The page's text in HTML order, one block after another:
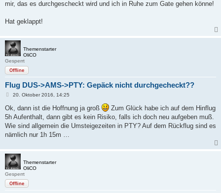
mir, das es durchgescheckt wird und ich in Ruhe zum Gate gehen könne!
Hat geklappt!
Themenstarter
OliCO
Gesperrt
Offline
Flug DUS->AMS->PTY: Gepäck nicht durchgecheckt??
B
i
t
r
a
g
20. Oktober 2016, 14:25
Ok, dann ist die Hoffnung ja groß
Zum Glück habe ich auf dem Hinflug
5h Aufenthalt, dann gibt es kein Risiko, falls ich doch neu aufgeben muß.
Wie sind allgemein die Umsteigezeiten in PTY? Auf dem Rückflug sind es
nämlich nur 1h 15m …
Themenstarter
OliCO
Gesperrt
Offline